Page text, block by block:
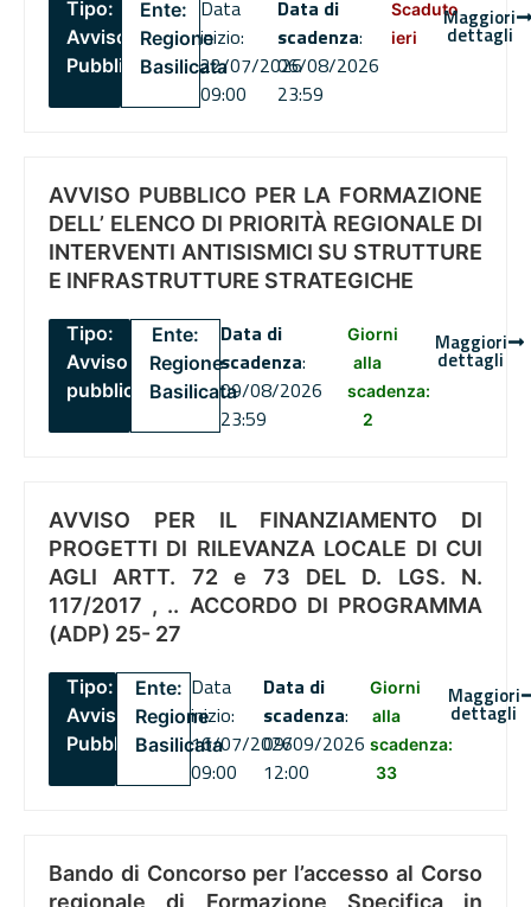
Tipo:
Avviso
Pubblico
Ente:
Regione
Basilicata
Data
inizio:
22/07/2026
09:00
Data di
scadenza:
06/08/2026
23:59
Scaduto
ieri
Maggiori
dettagli
AVVISO PUBBLICO PER LA FORMAZIONE
DELL’ ELENCO DI PRIORITÀ REGIONALE DI
INTERVENTI ANTISISMICI SU STRUTTURE
E INFRASTRUTTURE STRATEGICHE
Tipo:
Avviso
pubblico
Ente:
Regione
Basilicata
Data di
scadenza:
09/08/2026
23:59
Giorni
alla
scadenza:
2
Maggiori
dettagli
AVVISO PER IL FINANZIAMENTO DI
PROGETTI DI RILEVANZA LOCALE DI CUI
AGLI ARTT. 72 e 73 DEL D. LGS. N.
117/2017 , .. ACCORDO DI PROGRAMMA
(ADP) 25- 27
Tipo:
Avviso
Pubblico
Ente:
Regione
Basilicata
Data
inizio:
16/07/2026
09:00
Data di
scadenza:
09/09/2026
12:00
Giorni
alla
scadenza:
33
Maggiori
dettagli
Bando di Concorso per l’accesso al Corso
regionale di Formazione Specifica in